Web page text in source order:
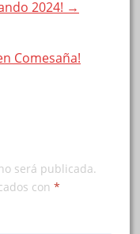
2024! →
Comesaña!
será publicada.
con *